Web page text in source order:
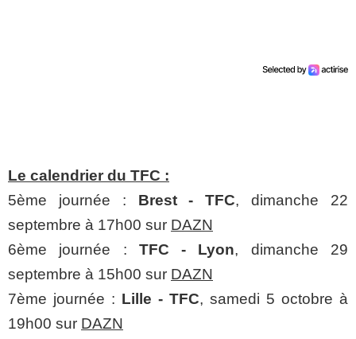
Le calendrier du TFC :
5ème journée : Brest - TFC, dimanche 22
septembre à 17h00 sur DAZN
6ème journée : TFC - Lyon, dimanche 29
septembre à 15h00 sur DAZN
7ème journée : Lille - TFC, samedi 5 octobre à
19h00 sur DAZN